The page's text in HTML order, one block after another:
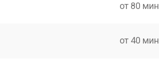
от 80 мин
от 40 мин